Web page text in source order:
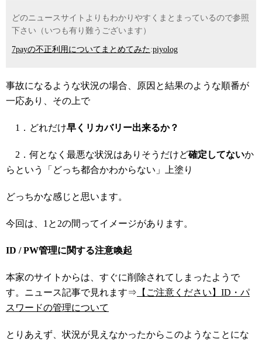
どのニュースサイトよりもわかりやすくまとまっているので参照
下さい（いつも有り難うございます）
7payの不正利用についてまとめてみた:piyolog
事故になるような状況の場合、原因と結果のような順番が
一応あり、その上で
1．どれだけ早くリカバリー出来るか？
2．何となく最悪な状況はありそうだけど確定してないか
らという「どっち都合かわからない」上塗り
どっちかな感じと思います。
今回は、1と2の間ってイメージがあります。
ID / PW管理に関する注意喚起
本家のサイトからは、すぐに削除されてしまったようで
す。ニュース記事で見れます⇒ 【ご注意ください】ID・パ
スワードの管理について
とりあえず、状況が見えなかったからこのようなことにな